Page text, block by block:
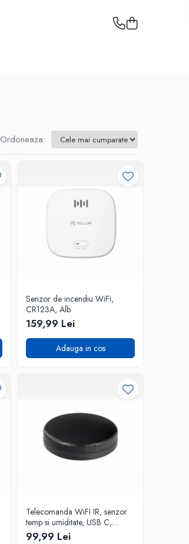
Ordoneaza:
Senzor de incendiu WiFi,
CR123A, Alb
159,99 Lei
Adauga in cos
Telecomanda WiFI IR, senzor
temp si umiditate, USB C,
Negru
99,99 Lei